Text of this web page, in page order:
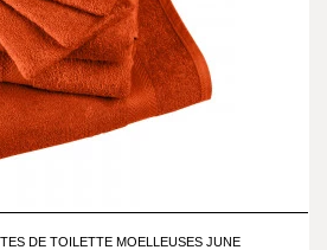
DE TOILETTE MOELLEUSES JUNE